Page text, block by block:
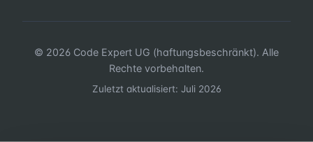
© 2026 Code Expert UG (haftungsbeschränkt). Alle
Rechte vorbehalten.
Zuletzt aktualisiert: Juli 2026